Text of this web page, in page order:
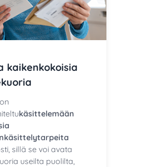
kaikenkokoisia
käsittelemään
sillä se voi avata
useilta puolilta,